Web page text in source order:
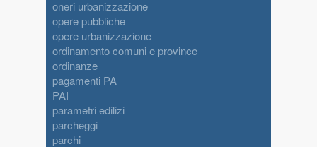
oneri urbanizzazione
opere pubbliche
opere urbanizzazione
ordinamento comuni e province
ordinanze
pagamenti PA
PAI
parametri edilizi
parcheggi
parchi